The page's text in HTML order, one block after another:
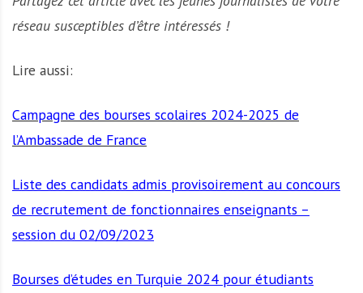
réseau susceptibles d’être intéressés !
Lire aussi:
Campagne des bourses scolaires 2024-2025 de
l’Ambassade de France
Liste des candidats admis provisoirement au concours
de recrutement de fonctionnaires enseignants –
session du 02/09/2023
Bourses d’études en Turquie 2024 pour étudiants